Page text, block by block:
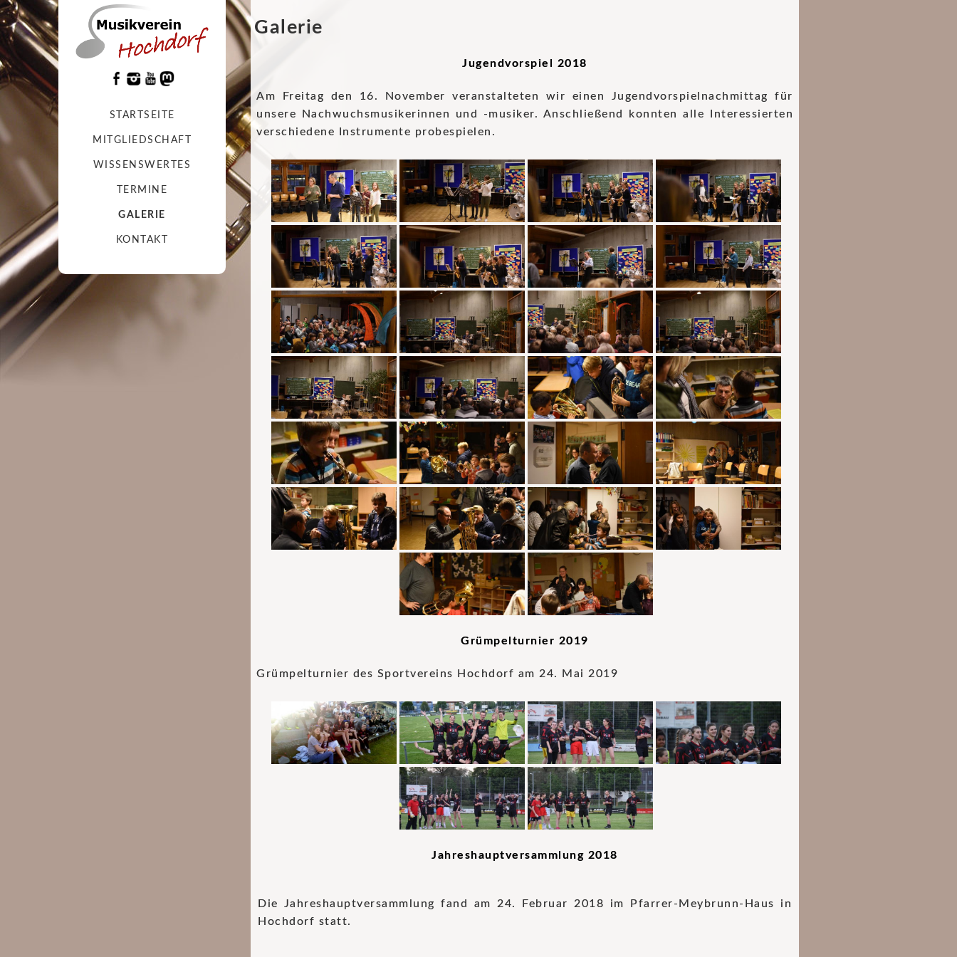
STARTSEITE
MITGLIEDSCHAFT
WISSENSWERTES
TERMINE
GALERIE
KONTAKT
Galerie
Jugendvorspiel 2018
Am Freitag den 16. November veranstalteten wir einen Jugendvorspielnachmittag für
unsere Nachwuchsmusikerinnen und -musiker. Anschließend konnten alle Interessierten
verschiedene Instrumente probespielen.
Grümpelturnier 2019
Grümpelturnier des Sportvereins Hochdorf am 24. Mai 2019
Jahreshauptversammlung 2018
Die Jahreshauptversammlung fand am 24. Februar 2018 im Pfarrer-Meybrunn-Haus in
Hochdorf statt.